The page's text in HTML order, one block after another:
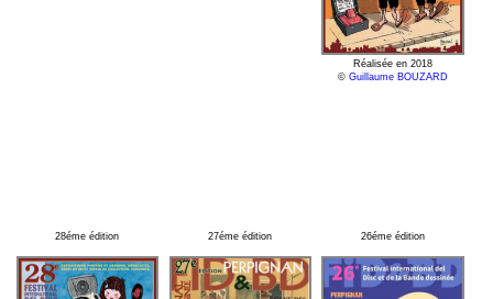
Réalisée en 2018
©Guillaume BOUZARD
28éme édition 27éme édition 26éme édition